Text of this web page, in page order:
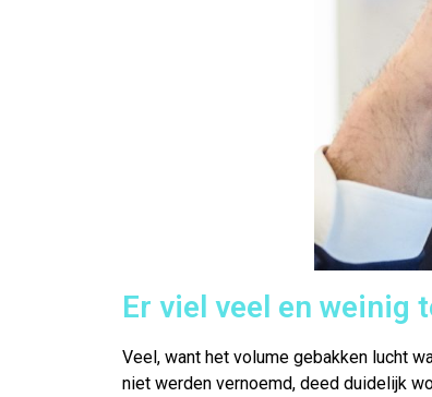
Er viel veel en weinig
Veel, want het volume gebakken lucht
niet werden vernoemd, deed duidelijk